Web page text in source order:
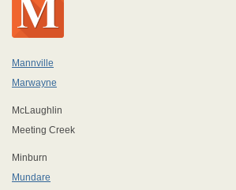
Mannville
Marwayne
McLaughlin
Meeting Creek
Minburn
Mundare